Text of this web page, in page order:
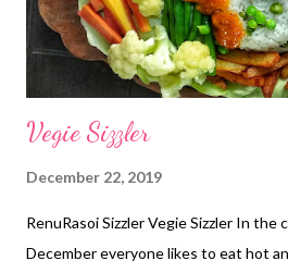
Vegie Sizzler
December 22, 2019
RenuRasoi Sizzler Vegie Sizzler In the
December everyone likes to eat hot